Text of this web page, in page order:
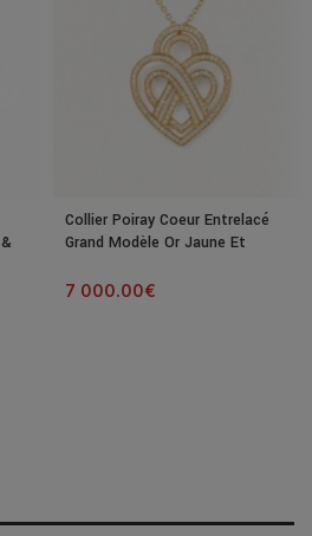
Collier Poiray Coeur Entrelacé
Grand Modèle Or Jaune Et
7 000.00€